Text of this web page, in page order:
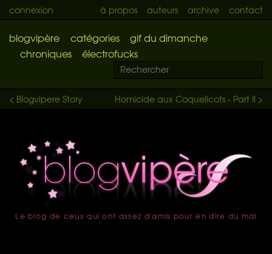
connexion à propos auteurs archive contact
blogvipère catégories
gif du dimanche
chroniques
électrofucks
Homicide aux Coquelicots - Part II >
< Blogvipere Story
accueil
Le blog de ceux qui ont assez d'amis pour en dire du mal